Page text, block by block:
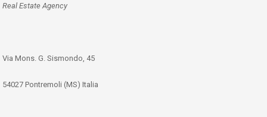
Real Estate Agency
Via Mons. G. Sismondo, 45
54027 Pontremoli (MS) Italia